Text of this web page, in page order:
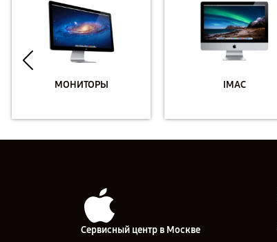
МОНИТОРЫ IMAC
Сервисный центр в Москве